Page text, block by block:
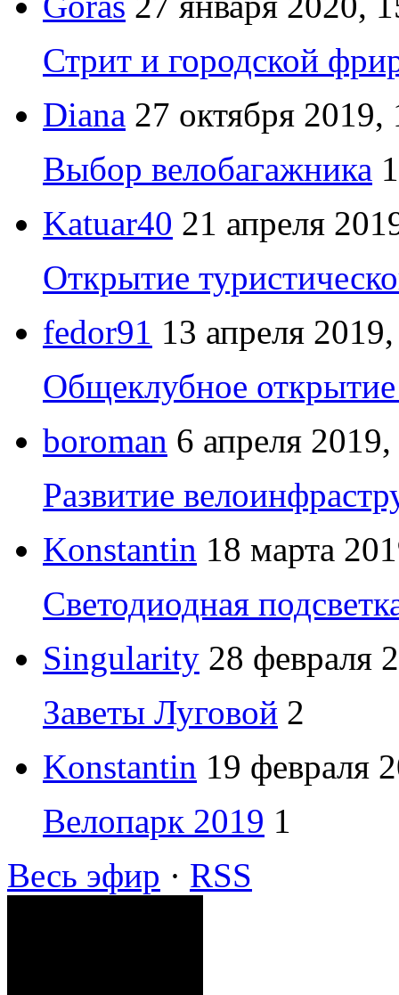
Стрит и городской
Diana 27 октября 2019,
Выбор велобагажника
Katuar40 21 апреля
Открытие
fedor91 13 апреля
Общеклубное открытие
boroman 6 апреля
Развитие
Konstantin 18 марта
Светодиодная
Singularity 28 февраля
Заветы Луговой 2
Konstantin 19 февраля
Велопарк 2019 1
Весь эфир · RSS